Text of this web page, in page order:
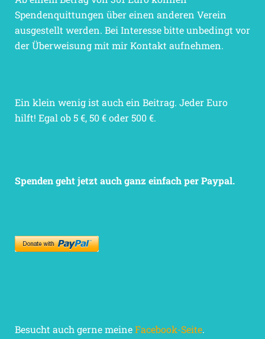
Spendenquittungen über einen anderen Verein
ausgestellt werden. Bei Interesse bitte unbedingt vor
der Überweisung mit mir Kontakt aufnehmen.
Ein klein wenig ist auch ein Beitrag. Jeder Euro
hilft! Egal ob 5 €, 50 € oder 500 €.
Spenden geht jetzt auch ganz einfach per Paypal.
Besucht auch gerne meineFacebook-Seite.